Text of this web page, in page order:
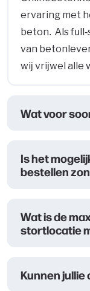
ervaring met
beton. Als
van
wij vrijwel alle
Wat voor
Is het
bestellen
Wat is de
stortlocatie
Kunnen jullie